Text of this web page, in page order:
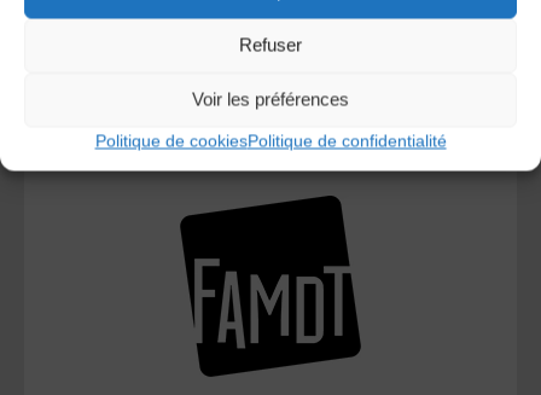
Refuser
Voir les préférences
Politique de cookiesPolitique de confidentialité
Le distributeur des musiques Trad'